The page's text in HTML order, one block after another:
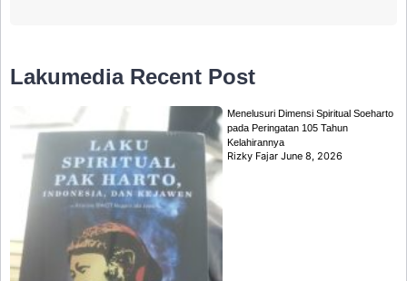
Lakumedia Recent Post
Menelusuri Dimensi Spiritual Soeharto
pada Peringatan 105 Tahun
Kelahirannya
Rizky FajarJune 8, 2026